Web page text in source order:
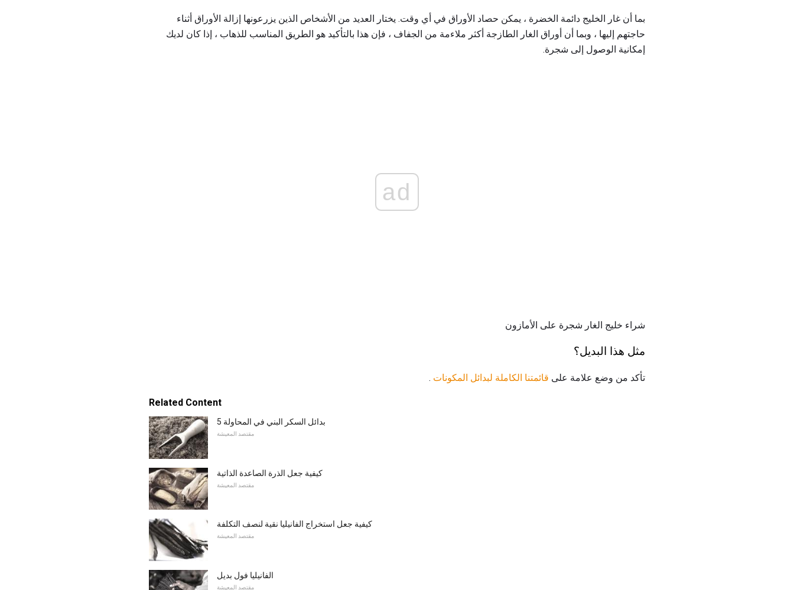
بما أن غار الخليج دائمة الخضرة ، يمكن حصاد الأوراق في أي وقت. يختار العديد من الأشخاص الذين يزرعونها إزالة الأوراق أثناء
حاجتهم إليها ، وبما أن أوراق الغار الطازجة أكثر ملاءمة من الجفاف ، فإن هذا بالتأكيد هو الطريق المناسب للذهاب ، إذا كان لديك
إمكانية الوصول إلى شجرة.
ad
شراء خليج الغار شجرة على الأمازون
مثل هذا البديل؟
تأكد من وضع علامة على قائمتنا الكاملة لبدائل المكونات .
Related Content
5 بدائل السكر البني في المحاولة
مقتصد المعيشة
كيفية جعل الذرة الصاعدة الذاتية
مقتصد المعيشة
كيفية جعل استخراج الفانيليا نقية لنصف التكلفة
مقتصد المعيشة
الفانيليا فول بديل
مقتصد المعيشة